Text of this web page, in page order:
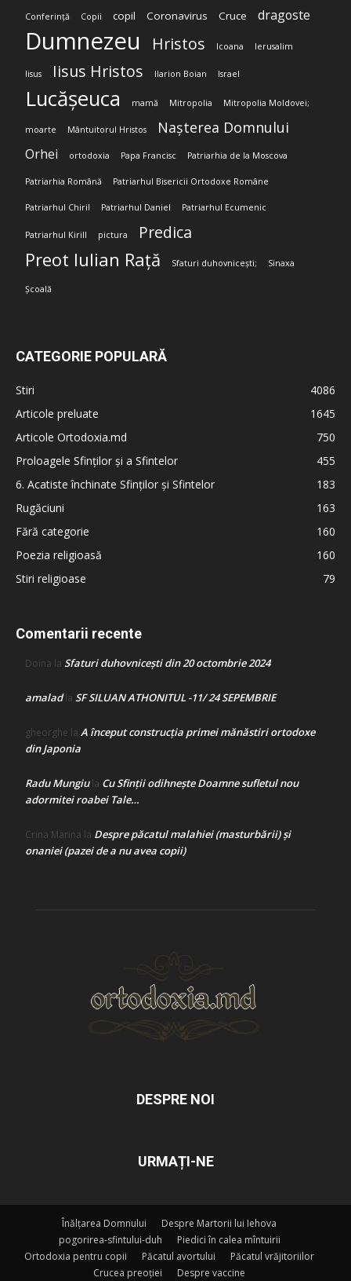
Conferință Copii copil Coronavirus Cruce dragoste
Dumnezeu Hristos Icoana Ierusalim
Iisus Iisus Hristos Ilarion Boian Israel
Lucășeuca mamă Mitropolia Mitropolia Moldovei;
moarte Mântuitorul Hristos Nașterea Domnului
Orhei ortodoxia Papa Francisc Patriarhia de la Moscova
Patriarhia Română Patriarhul Bisericii Ortodoxe Române
Patriarhul Chiril Patriarhul Daniel Patriarhul Ecumenic
Patriarhul Kirill pictura Predica
Preot Iulian Rață Sfaturi duhovnicești; Sinaxa
Școală
CATEGORIE POPULARĂ
Stiri
4086
Articole preluate
1645
Articole Ortodoxia.md
750
Proloagele Sfinților și a Sfintelor
455
6. Acatiste închinate Sfinților și Sfintelor
183
Rugăciuni
163
Fără categorie
160
Poezia religioasă
160
Stiri religioase
79
Comentarii recente
Doina la Sfaturi duhovnicești din 20 octombrie 2024
amaladla SF SILUAN ATHONITUL -11/ 24 SEPEMBRIE
gheorghe la A început construcţia primei mănăstiri ortodoxe
din Japonia
Radu Mungiula Cu Sfinții odihnește Doamne sufletul nou
adormitei roabei Tale…
Crina Marina la Despre păcatul malahiei (masturbării) şi
onaniei (pazei de a nu avea copii)
DESPRE NOI
URMAȚI-NE
Înălțarea Domnului
Despre Martorii lui Iehova
pogorirea-sfintului-duh
Piedici în calea mîntuirii
Ortodoxia pentru copii
Păcatul avortului
Păcatul vrăjitoriilor
Crucea preoției
Despre vaccine